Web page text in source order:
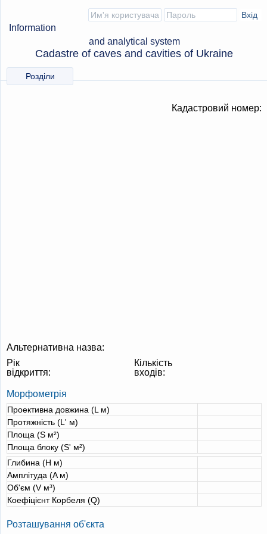
Information
and analytical system
Cadastre of caves and cavities of Ukraine
Розділи
Кадастровий номер:
Альтернативна назва:
Рік
відкриття:
Кількість
входів:
Морфометрія
Проективна довжина (L м)
Протяжність (L' м)
Площа (S м²)
Площа блоку (S' м²)
Глибина (H м)
Амплітуда (A м)
Об'єм (V м³)
Коефіцієнт Корбеля (Q)
Розташування об'єкта